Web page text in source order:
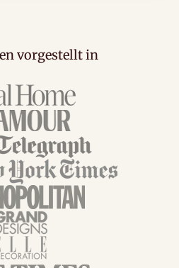
vorgestellt in